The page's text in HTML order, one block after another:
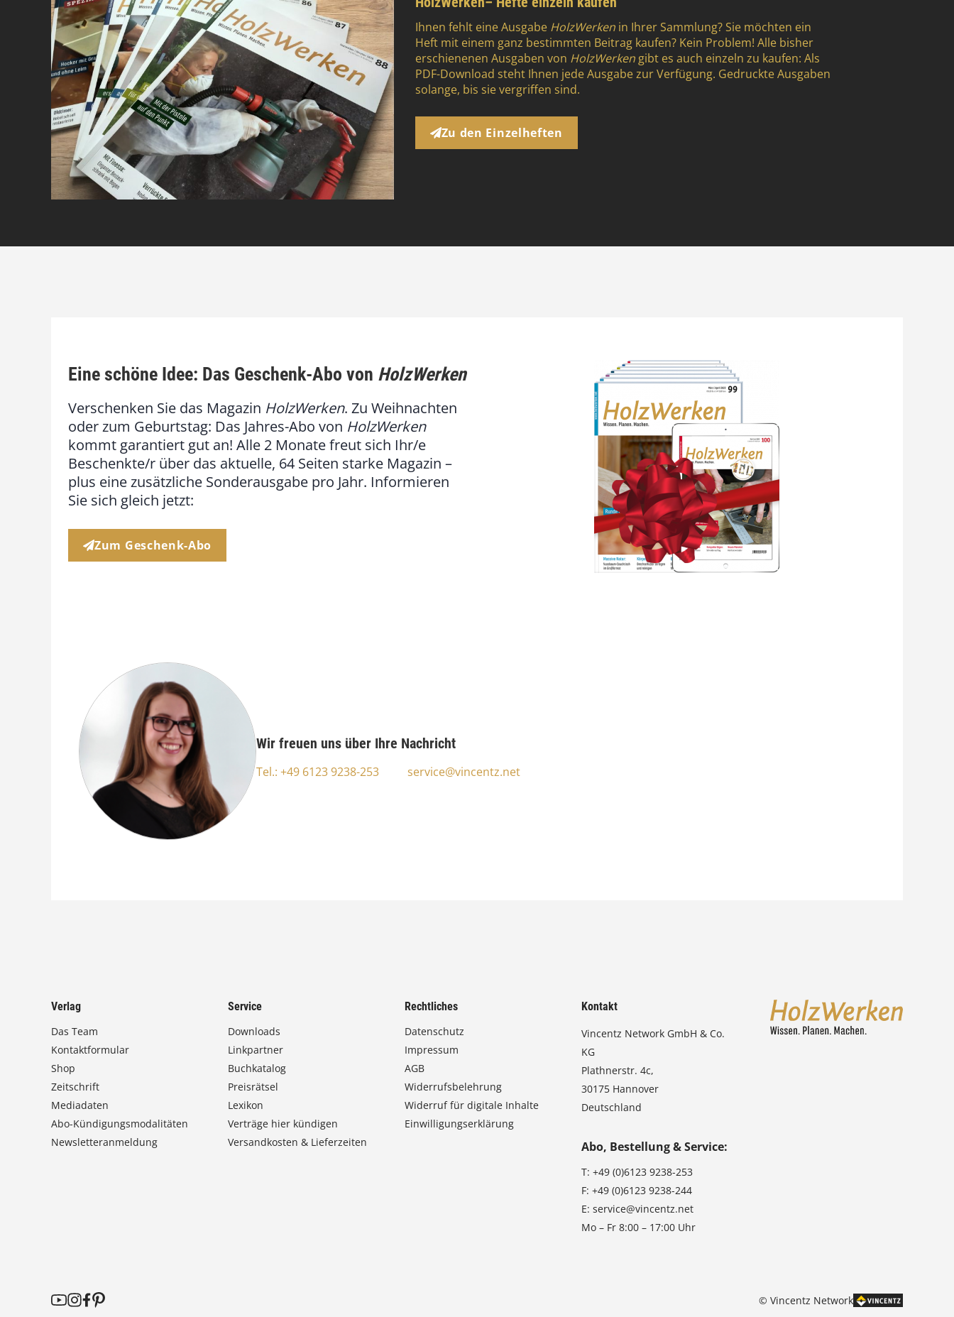
Ihnen fehlt eine Ausgabe HolzWerken in Ihrer Sammlung? Sie möchten ein
Heft mit einem ganz bestimmten Beitrag kaufen? Kein Problem! Alle bisher
erschienenen Ausgaben von HolzWerken gibt es auch einzeln zu kaufen: Als
PDF-Download steht Ihnen jede Ausgabe zur Verfügung. Gedruckte Ausgaben
solange, bis sie vergriffen sind.
Zu den Einzelheften
Eine schöne Idee: Das Geschenk-Abo von HolzWerken
Verschenken Sie das Magazin HolzWerken. Zu Weihnachten
oder zum Geburtstag: Das Jahres-Abo von HolzWerken
kommt garantiert gut an! Alle 2 Monate freut sich Ihr/e
Beschenkte/r über das aktuelle, 64 Seiten starke Magazin –
plus eine zusätzliche Sonderausgabe pro Jahr. Informieren
Sie sich gleich jetzt:
Zum Geschenk-Abo
Wir freuen uns über Ihre Nachricht
Tel.: +49 6123 9238-253 service@vincentz.net
Verlag
Das Team
Kontaktformular
Shop
Zeitschrift
Mediadaten
Abo-Kündigungsmodalitäten
Newsletteranmeldung
Service
Downloads
Linkpartner
Buchkatalog
Preisrätsel
Lexikon
Verträge hier kündigen
Versandkosten & Lieferzeiten
Rechtliches
Datenschutz
Impressum
AGB
Widerrufsbelehrung
Widerruf für digitale Inhalte
Einwilligungserklärung
Kontakt
Vincentz Network GmbH & Co.
KG
Plathnerstr. 4c,
30175 Hannover
Deutschland
Abo, Bestellung & Service:
T:+49 (0)6123 9238-253
F:+49 (0)6123 9238-244
E:service@vincentz.net
Mo – Fr 8:00 – 17:00 Uhr
© Vincentz Network